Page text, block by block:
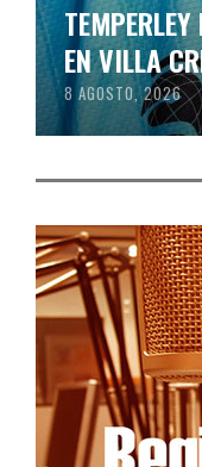
EN VILLA
8 AGOSTO, 2026